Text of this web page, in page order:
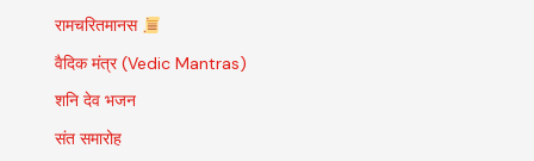
रामचरितमानस
वैदिक मंत्र (Vedic Mantras)
शनि देव भजन
संत समारोह